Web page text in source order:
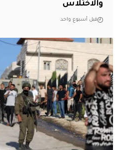
والاختلاس
قبل أسبوع واحد